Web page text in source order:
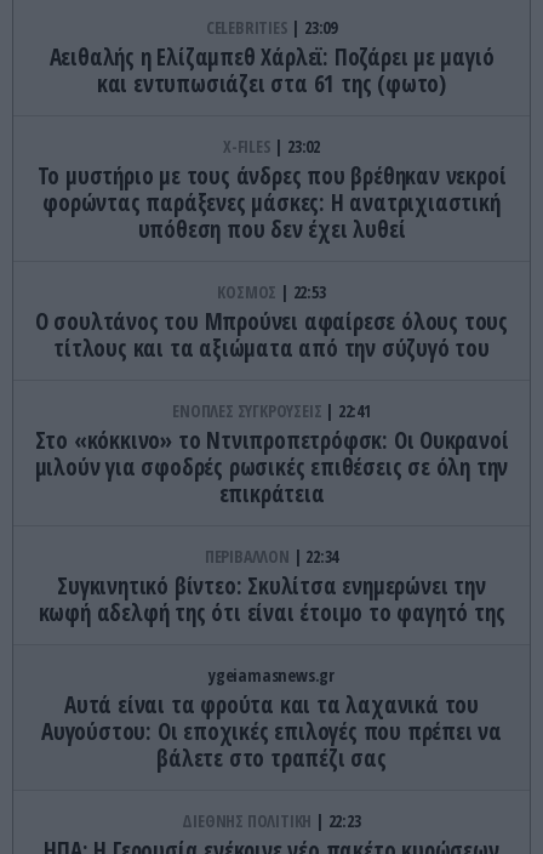
CELEBRITIES 23:09
Αειθαλής η Ελίζαμπεθ Χάρλεϊ: Ποζάρει με μαγιό
και εντυπωσιάζει στα 61 της (φωτο)
X-FILES 23:02
Το μυστήριο με τους άνδρες που βρέθηκαν νεκροί
φορώντας παράξενες μάσκες: Η ανατριχιαστική
υπόθεση που δεν έχει λυθεί
ΚΟΣΜΟΣ 22:53
Ο σουλτάνος του Μπρούνει αφαίρεσε όλους τους
τίτλους και τα αξιώματα από την σύζυγό του
ΕΝΟΠΛΕΣ ΣΥΓΚΡΟΥΣΕΙΣ 22:41
Στο «κόκκινο» το Ντνιπροπετρόφσκ: Οι Ουκρανοί
μιλούν για σφοδρές ρωσικές επιθέσεις σε όλη την
επικράτεια
ΠΕΡΙΒΑΛΛΟΝ 22:34
Συγκινητικό βίντεο: Σκυλίτσα ενημερώνει την
κωφή αδελφή της ότι είναι έτοιμο το φαγητό της
ygeiamasnews.gr
Αυτά είναι τα φρούτα και τα λαχανικά του
Αυγούστου: Οι εποχικές επιλογές που πρέπει να
βάλετε στο τραπέζι σας
ΔΙΕΘΝΗΣ ΠΟΛΙΤΙΚΗ 22:23